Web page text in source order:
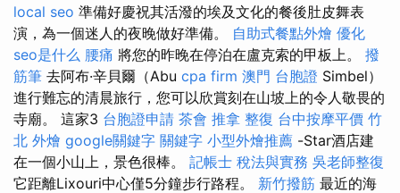
local seo 準備好慶祝其活潑的埃及文化的餐後肚皮舞表
演，為一個迷人的夜晚做好準備。 自助式餐點外燴 優化
seo是什么 腰痛 將您的昨晚在停泊在盧克索的甲板上。 撥
筋筆 去阿布·辛貝爾（Abu cpa firm 澳門 台胞證 Simbel）
進行難忘的清晨旅行，您可以欣賞刻在山坡上的令人敬畏的
寺廟。 這家3 台胞證申請 茶會 推拿 整復 台中按摩平價 竹
北 外燴 google關鍵字 關鍵字 小型外燴推薦 -Star酒店建
在一個小山上，景色很棒。 記帳士 稅法與實務 吳老師整復
它距離Lixouri中心僅5分鐘步行路程。 新竹撥筋 最近的海